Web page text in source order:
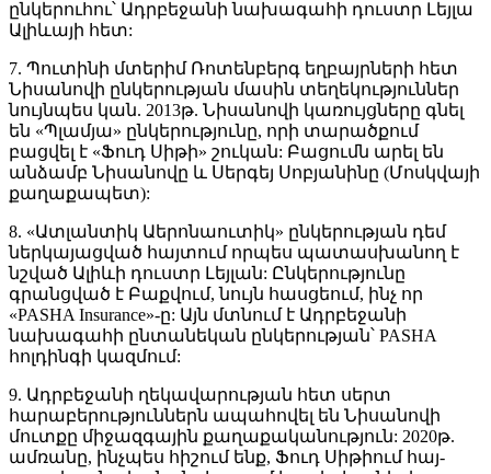
ընկերուհու՝ Ադրբեջանի նախագահի դուստր Լեյլա
Ալիևայի հետ:
7. Պուտինի մտերիմ Ռոտենբերգ եղբայրների հետ
Նիսանովի ընկերության մասին տեղեկություններ
նույնպես կան. 2013թ. Նիսանովի կառույցները գնել
են «Պլամյա» ընկերությունը, որի տարածքում
բացվել է «Ֆուդ Սիթի» շուկան: Բացումն արել են
անձամբ Նիսանովը և Սերգեյ Սոբյանինը (Մոսկվայի
քաղաքապետ):
8. «Ատլանտիկ Աերոնաուտիկ» ընկերության դեմ
ներկայացված հայտում որպես պատասխանող է
նշված Ալիևի դուստր Լեյլան: Ընկերությունը
գրանցված է Բաքվում, նույն հասցեում, ինչ որ
«PASHA Insurance»-ը: Այն մտնում է Ադրբեջանի
նախագահի ընտանեկան ընկերության՝ PASHA
հոլդինգի կազմում:
9. Ադրբեջանի ղեկավարության հետ սերտ
հարաբերություններն ապահովել են Նիսանովի
մուտքը միջազգային քաղաքականություն: 2020թ.
ամռանը, ինչպես հիշում ենք, Ֆուդ Սիթիում հայ-